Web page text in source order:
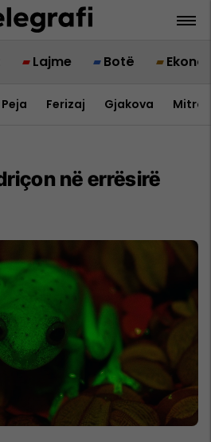
Lajme Botë
Peja Ferizaj Gjakova
në errësirë